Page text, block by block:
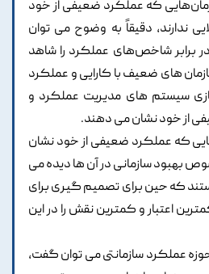
که عملکرد ضعیفی از خود
ندارند، دقیقاً به وضوح می توان
برابر شاخص‌های عملکرد را شاهد
های ضعیف با کارایی و عملکرد
سیستم های مدیریت عملکرد و
از خود نشان می دهند.
که عملکرد ضعیفی از خود نشان
بهبود سازمانی در آن ها دیده می
که حین برای تصمیم گیری برای
اعتبار و کمترین نقش را در این
عملکرد سازمانتی می توان گفت،